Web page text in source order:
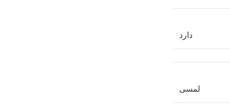
دارد
لمسی